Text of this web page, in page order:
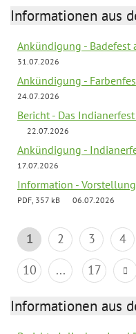
Informationen aus
Ankündigung - Badefest
31.07.2026
Ankündigung -
24.07.2026
Bericht - Das
22.07.2026
Ankündigung -
17.07.2026
Information -
PDF, 357 kB 06.07.2026
1 2 3 4
10
... 17
Informationen aus